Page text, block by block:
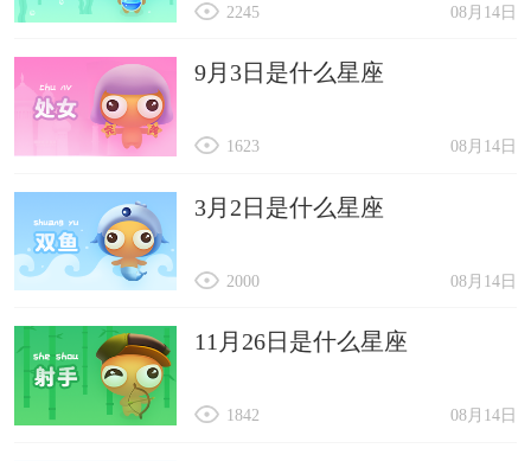
08月14日
2245
9月3日是什么星座
08月14日
1623
3月2日是什么星座
08月14日
2000
11月26日是什么星座
08月14日
1842